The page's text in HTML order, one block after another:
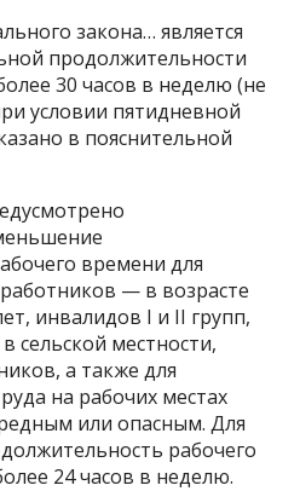
закона… является
продолжительности
30 часов в неделю (не
условии пятидневной
в пояснительной
времени для
— в возрасте
инвалидов I и II групп,
местности,
а также для
на рабочих местах
или опасным. Для
рабочего
24 часов в неделю.